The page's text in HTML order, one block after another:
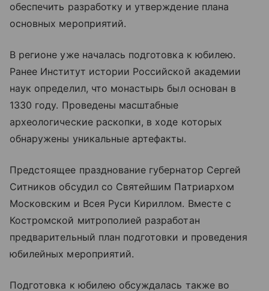
обеспечить разработку и утверждение плана
основных мероприятий.
В регионе уже началась подготовка к юбилею.
Ранее Институт истории Российской академии
наук определил, что монастырь был основан в
1330 году. Проведены масштабные
археологические раскопки, в ходе которых
обнаружены уникальные артефакты.
Предстоящее празднование губернатор Сергей
Ситников обсудил со Святейшим Патриархом
Московским и Всея Руси Кириллом. Вместе с
Костромской митрополией разработан
предварительный план подготовки и проведения
юбилейных мероприятий.
Подготовка к юбилею обсуждалась также во